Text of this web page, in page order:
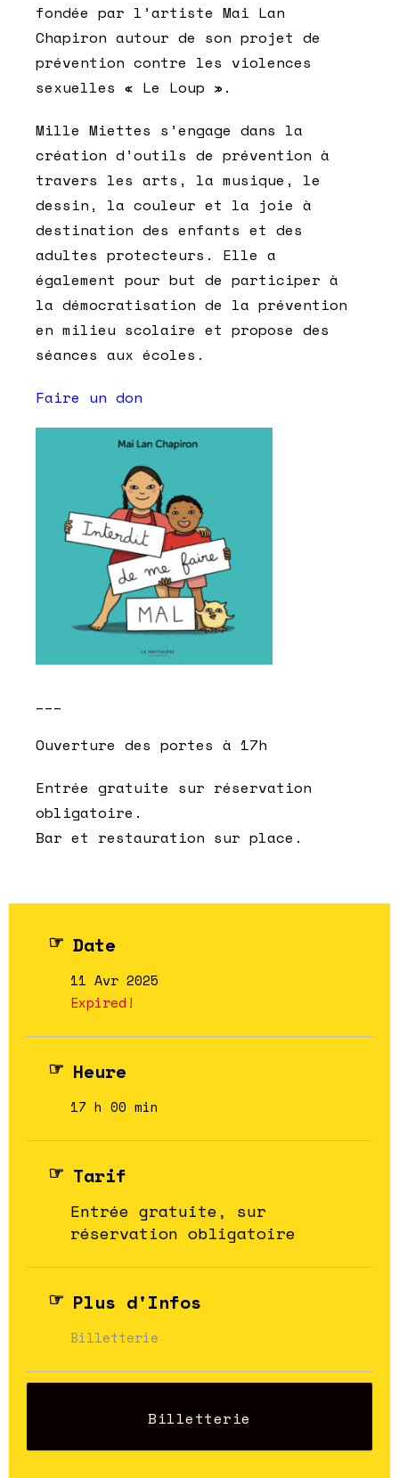
fondée par l’artiste Mai Lan
Chapiron autour de son projet de
prévention contre les violences
sexuelles « Le Loup ».
Mille Miettes s’engage dans la
création d’outils de prévention à
travers les arts, la musique, le
dessin, la couleur et la joie à
destination des enfants et des
adultes protecteurs. Elle a
également pour but de participer à
la démocratisation de la prévention
en milieu scolaire et propose des
séances aux écoles.
Faire un don
Ouverture des portes à 17h
Entrée gratuite sur réservation
obligatoire.
Bar et restauration sur place.
Date
11 Avr 2025
Expired!
Heure
17 h 00 min
Tarif
Entrée gratuite, sur
réservation obligatoire
Plus d'Infos
Billetterie
Billetterie